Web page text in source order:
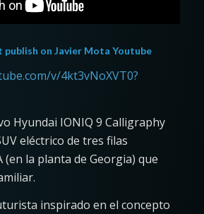
publish on Javier Mota Youtube
v/4kt3vNoXVT0?
Hyundai IONIQ 9 Calligraphy
eléctrico de tres filas
(en la planta de Georgia) que
inspirado en el concepto